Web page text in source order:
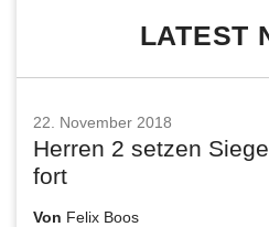
LATEST
22. November 2018
Herren 2 setzen
fort
Von Felix Boos